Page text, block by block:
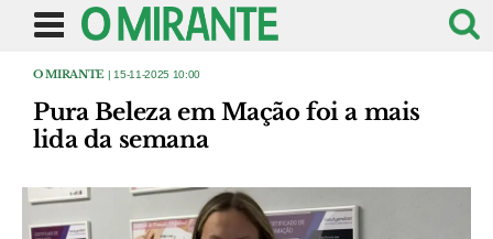
O MIRANTE | 15-11-2025 10:00
Pura Beleza em Mação foi a mais
lida da semana